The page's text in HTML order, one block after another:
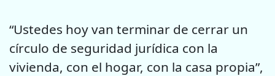
“Ustedes hoy van terminar de cerrar un
círculo de seguridad jurídica con la
vivienda, con el hogar, con la casa propia”,